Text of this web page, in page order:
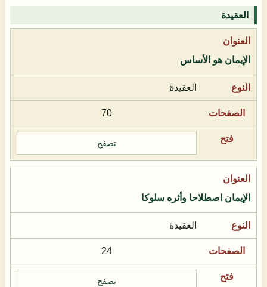
العقيدة
الإيمان هو الأساس
العقيدة
70
تصفح
الإيمان اصطلاحا وأثره سلوكا
العقيدة
24
تصفح